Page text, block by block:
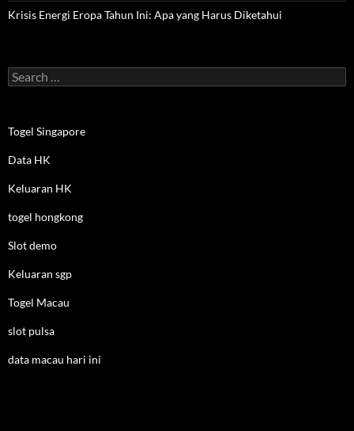
Krisis Energi Eropa Tahun Ini: Apa yang Harus Diketahui
Search
for:
Togel Singapore
Data HK
Keluaran HK
togel hongkong
Slot demo
Keluaran sgp
Togel Macau
slot pulsa
data macau hari ini